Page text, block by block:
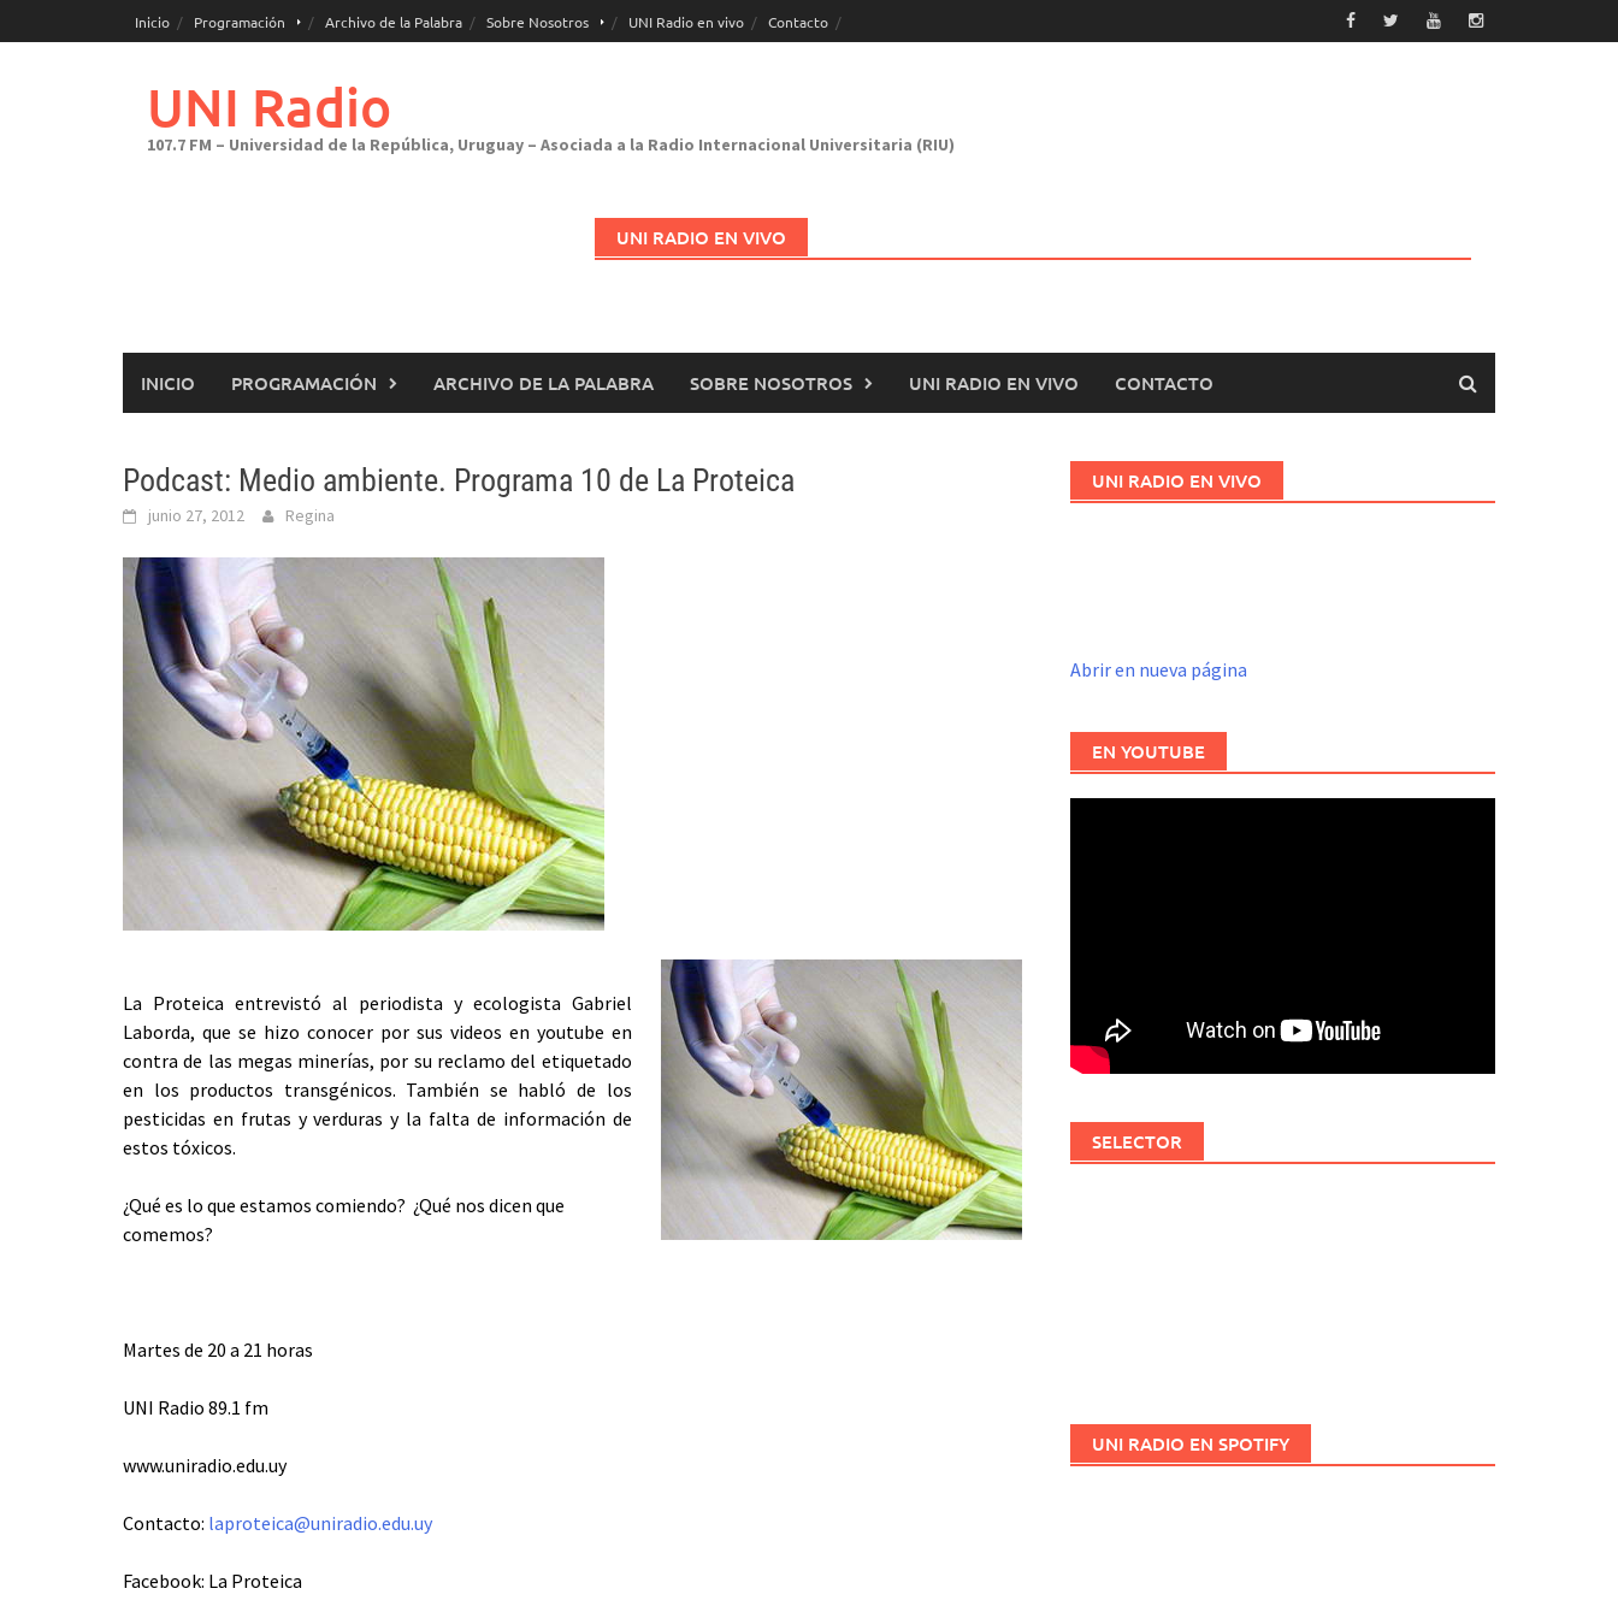
al
Inicio Programación Archivo de la Palabra Sobre Nosotros UNI Radio en vivo Contacto
UNI Radio
107.7 FM – Universidad de la República, Uruguay – Asociada a la Radio Internacional Universitaria (RIU)
UNI RADIO EN VIVO
INICIO PROGRAMACIÓN ARCHIVO DE LA PALABRA SOBRE NOSOTROS UNI RADIO EN VIVO CONTACTO
Podcast: Medio ambiente. Programa 10 de La Proteica
junio 27, 2012 Regina
La Proteica entrevistó al periodista y ecologista Gabriel
Laborda, que se hizo conocer por sus videos en youtube en
contra de las megas minerías, por su reclamo del etiquetado
en los productos transgénicos. También se habló de los
pesticidas en frutas y verduras y la falta de información de
estos tóxicos.
¿Qué es lo que estamos comiendo? ¿Qué nos dicen que
comemos?
Martes de 20 a 21 horas
UNI Radio 89.1 fm
www.uniradio.edu.uy
Contacto: laproteica@uniradio.edu.uy
Facebook: La Proteica
UNI RADIO EN VIVO
Abrir en nueva página
EN YOUTUBE
SELECTOR
UNI RADIO EN SPOTIFY